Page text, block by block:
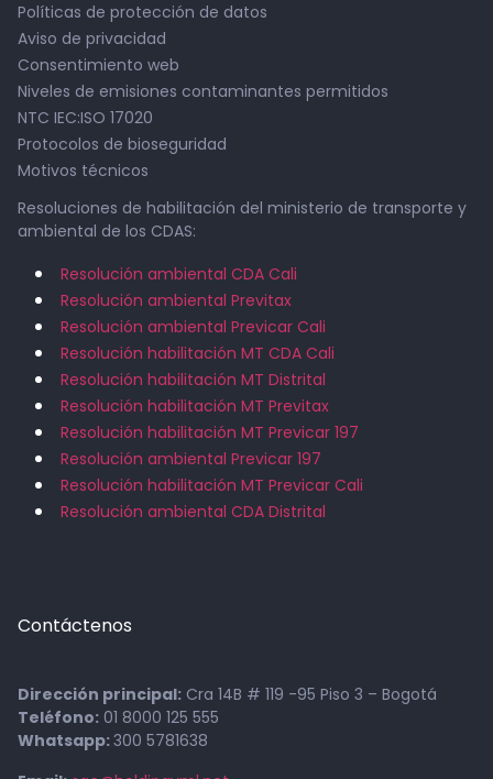
Políticas de protección de datos
Aviso de privacidad
Consentimiento web
Niveles de emisiones contaminantes permitidos
NTC IEC:ISO 17020
Protocolos de bioseguridad
Motivos técnicos
Resoluciones de habilitación del ministerio de transporte y
ambiental de los CDAS:
Resolución ambiental CDA Cali
Resolución ambiental Previtax
Resolución ambiental Previcar Cali
Resolución habilitación MT CDA Cali
Resolución habilitación MT Distrital
Resolución habilitación MT Previtax
Resolución habilitación MT Previcar 197
Resolución ambiental Previcar 197
Resolución habilitación MT Previcar Cali
Resolución ambiental CDA Distrital
Contáctenos
Dirección principal: Cra 14B # 119 -95 Piso 3 – Bogotá
Teléfono: 01 8000 125 555
Whatsapp:300 5781638